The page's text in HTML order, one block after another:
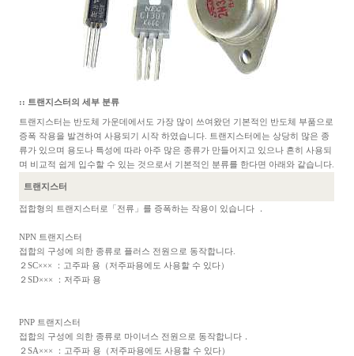
:: 트랜지스터의 세부 분류
트랜지스터는 반도체 가운데에서도 가장 많이 쓰여왔던 기본적인 반도체 부품으로
증폭 작용을 발견하여 사용되기 시작 하였습니다. 트랜지스터에는 상당히 많은 종
류가 있으며 용도나 특성에 따라 아주 많은 종류가 만들어지고 있으나 흔히 사용되
며 비교적 쉽게 입수할 수 있는 것으로서 기본적인 분류를 한다면 아래와 같습니다.
트랜지스터
접합형의 트랜지스터로「전류」를 증폭하는 작용이 있습니다 ．
NPN 트랜지스터
접합의 구성에 의한 종류로 플러스 전원으로 동작합니다.
２SC××× ：고주파 용（저주파용에도 사용할 수 있다）
２SD××× ：저주파 용
PNP 트랜지스터
접합의 구성에 의한 종류로 마이너스 전원으로 동작합니다．
２SA××× ：고주파 용（저주파용에도 사용할 수 있다）